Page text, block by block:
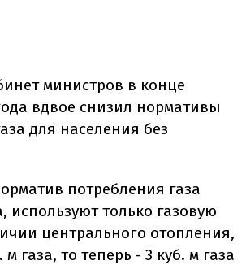
министров в конце
вдвое снизил нормативы
для населения без
потребления газа
используют только газовую
центрального отопления,
м газа, то теперь - 3 куб. м газа